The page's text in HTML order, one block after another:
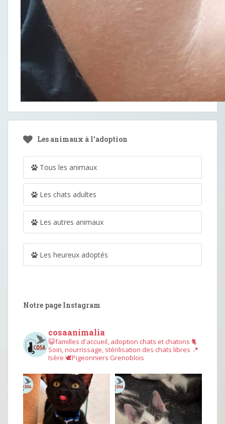
Les animaux à l’adoption
Tous les animaux
Les chats adultes
Les autres animaux
Les heureux adoptés
Notre page Instagram
cosaanimalia
😺familles d'accueil, adoption chats et chatons 🐈
Soin, nourrissage, stérilisation des chats libres 📍
Isère 🕊︎Pigeonniers Grenoblois